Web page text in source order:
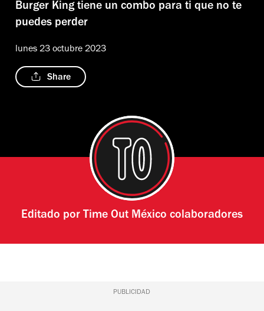
Burger King tiene un combo para ti que no te
puedes perder
lunes 23 octubre 2023
Share
Editado por Time Out México colaboradores
PUBLICIDAD